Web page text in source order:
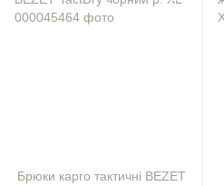
Брюки карго тактичні BEZET